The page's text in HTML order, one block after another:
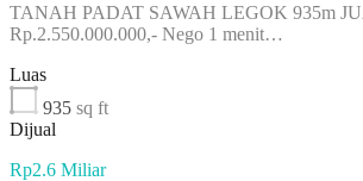
TANAH PADAT SAWAH LEGOK 935m
Rp.2.550.000.000,- Nego 1 menit…
Luas
935 sq ft
Dijual
Rp2.6 Miliar